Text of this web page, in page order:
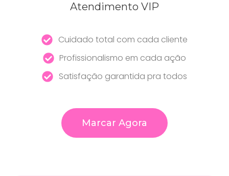
Atendimento VIP
Cuidado total com cada cliente
Profissionalismo em cada ação
Satisfação garantida pra todos
Marcar Agora